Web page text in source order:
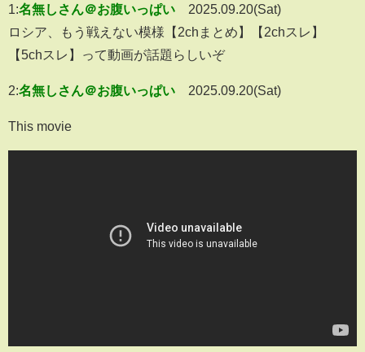
1:名無しさん＠お腹いっぱい
2025.09.20(Sat)
ロシア、もう戦えない模様【2chまとめ】【2chスレ】
【5chスレ】って動画が話題らしいぞ
2:名無しさん＠お腹いっぱい 2025.09.20(Sat)
This movie